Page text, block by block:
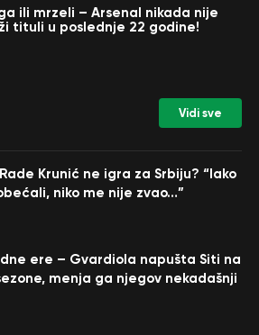
ili mrzeli – Arsenal nikada nije
tituli u poslednje 22 godine!
Vidi sve
Krunić ne igra za Srbiju? “Iako
niko me nije zvao…”
ere – Gvardiola napušta Siti na
menja ga njegov nekadašnji